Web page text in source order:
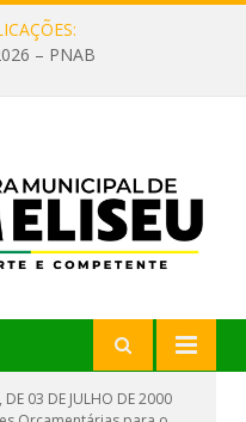
– PNAB
03 DE JULHO DE 2000